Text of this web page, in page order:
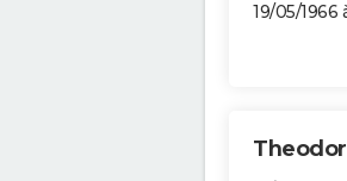
19/05/1966